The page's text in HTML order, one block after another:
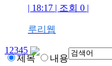
| 18:17 | 조회 0 |
루리웹
1 2345
제목
내용